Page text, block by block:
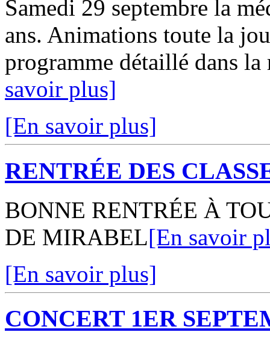
Samedi 29 septembre la
ans. Animations toute la
programme détaillé dans
savoir plus]
[En savoir plus]
RENTRÉE DES
BONNE RENTRÉE À
DE MIRABEL[En savoir
[En savoir plus]
CONCERT 1ER